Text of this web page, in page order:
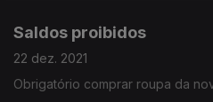
Saldos proibidos
22 dez. 2021
Obrigatório comprar roupa da